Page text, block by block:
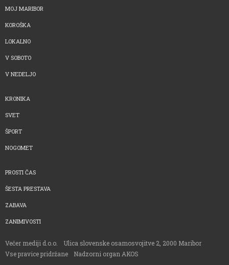
MOJ MARIBOR
KOROŠKA
LOKALNO
V SOBOTO
V NEDELJO
KRONIKA
SVET
ŠPORT
NOGOMET
PROSTI ČAS
ŠESTA PRESTAVA
ZABAVA
ZANIMIVOSTI
Večer mediji d.o.o.
Ulica slovenske osamosvojitve 2, 2000 Maribor
Vse pravice pridržane
Nadzorni organ AKOS